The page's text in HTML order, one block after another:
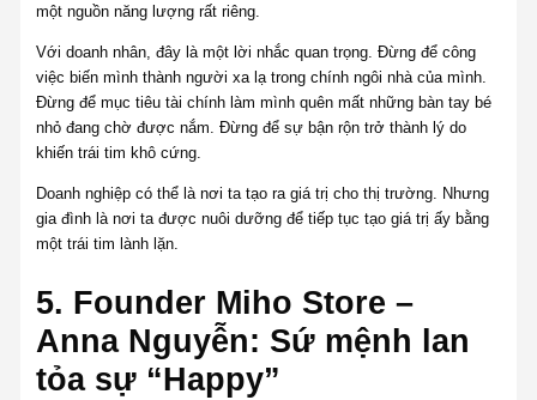
một nguồn năng lượng rất riêng.
Với doanh nhân, đây là một lời nhắc quan trọng. Đừng để công
việc biến mình thành người xa lạ trong chính ngôi nhà của mình.
Đừng để mục tiêu tài chính làm mình quên mất những bàn tay bé
nhỏ đang chờ được nắm. Đừng để sự bận rộn trở thành lý do
khiến trái tim khô cứng.
Doanh nghiệp có thể là nơi ta tạo ra giá trị cho thị trường. Nhưng
gia đình là nơi ta được nuôi dưỡng để tiếp tục tạo giá trị ấy bằng
một trái tim lành lặn.
5. Founder Miho Store –
Anna Nguyễn: Sứ mệnh lan
tỏa sự “Happy”